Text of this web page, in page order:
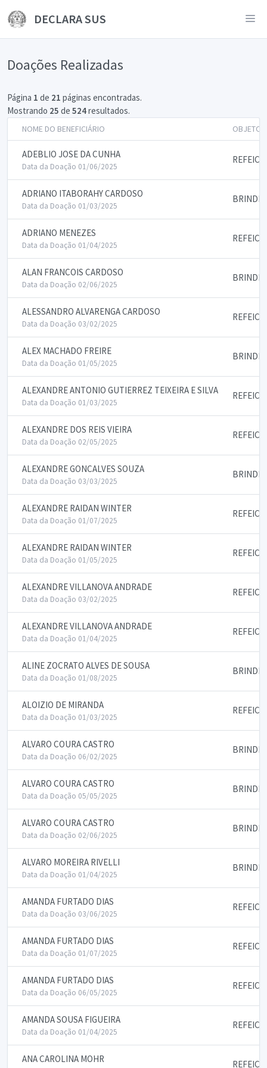
DECLARA SUS
Doações Realizadas
Página 1 de 21 páginas encontradas.
Mostrando 25 de 524resultados.
NOME DO BENEFICIÁRIO OBJETO
ADEBLIO JOSE DA CUNHA
Data da Doação 01/06/2025
ADRIANO ITABORAHY CARDOSO
Data da Doação 01/03/2025
ADRIANO MENEZES
Data da Doação 01/04/2025
ALAN FRANCOIS CARDOSO
Data da Doação 02/06/2025
ALESSANDRO ALVARENGA CARDOSO
Data da Doação 03/02/2025
ALEX MACHADO FREIRE
Data da Doação 01/05/2025
ALEXANDRE ANTONIO GUTIERREZ TEIXEIRA E SILVA
Data da Doação 01/03/2025
ALEXANDRE DOS REIS VIEIRA
Data da Doação 02/05/2025
ALEXANDRE GONCALVES SOUZA
Data da Doação 03/03/2025
ALEXANDRE RAIDAN WINTER
Data da Doação 01/07/2025
ALEXANDRE RAIDAN WINTER
Data da Doação 01/05/2025
ALEXANDRE VILLANOVA ANDRADE
Data da Doação 03/02/2025
ALEXANDRE VILLANOVA ANDRADE
Data da Doação 01/04/2025
ALINE ZOCRATO ALVES DE SOUSA
Data da Doação 01/08/2025
ALOIZIO DE MIRANDA
Data da Doação 01/03/2025
ALVARO COURA CASTRO
Data da Doação 06/02/2025
ALVARO COURA CASTRO
Data da Doação 05/05/2025
ALVARO COURA CASTRO
Data da Doação 02/06/2025
ALVARO MOREIRA RIVELLI
Data da Doação 01/04/2025
AMANDA FURTADO DIAS
Data da Doação 03/06/2025
AMANDA FURTADO DIAS
Data da Doação 01/07/2025
AMANDA FURTADO DIAS
Data da Doação 06/05/2025
AMANDA SOUSA FIGUEIRA
Data da Doação 01/04/2025
ANA CAROLINA MOHR